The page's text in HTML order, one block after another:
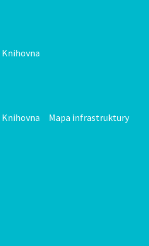
Knihovna
Knihovna Mapa infrastruktury